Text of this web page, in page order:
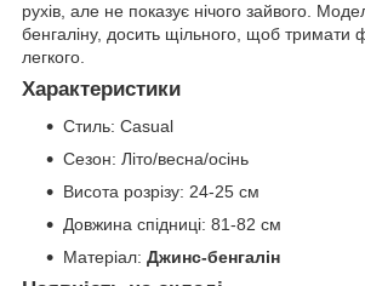
рухів, але не показує нічого зайвого.
бенгаліну, досить щільного, щоб
легкого.
Характеристики
Стиль: Casual
Сезон: Літо/весна/осінь
Висота розрізу: 24-25 см
Довжина спідниці: 81-82 см
Матеріал: Джинс-бенгалін